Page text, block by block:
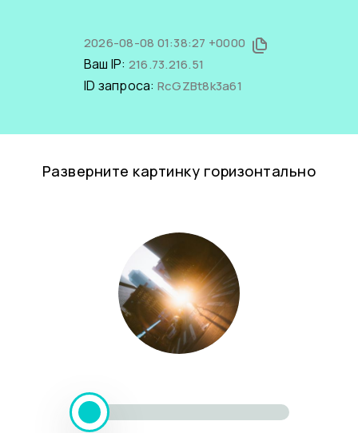
2026-08-08 01:38:27 +0000
Ваш IP: 216.73.216.51
ID запроса: RcGZBt8k3a61
Разверните картинку горизонтально